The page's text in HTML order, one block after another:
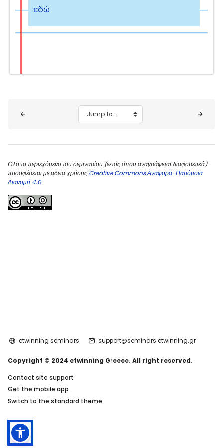
εδώ
Jump to...
Όλο το περιεχόμενο του σεμιναρίου (εκτός όπου αναγράφεται διαφορετικά)
προσφέρεται με αδεια χρήσης Creative Commons Αναφορά-Παρόμοια
Διανομή 4.0
etwinning seminars support@seminars.etwinning.gr
Copyright © 2024 etwinning Greece. All right reserved.
Contact site support
Get the mobile app
Switch to the standard theme